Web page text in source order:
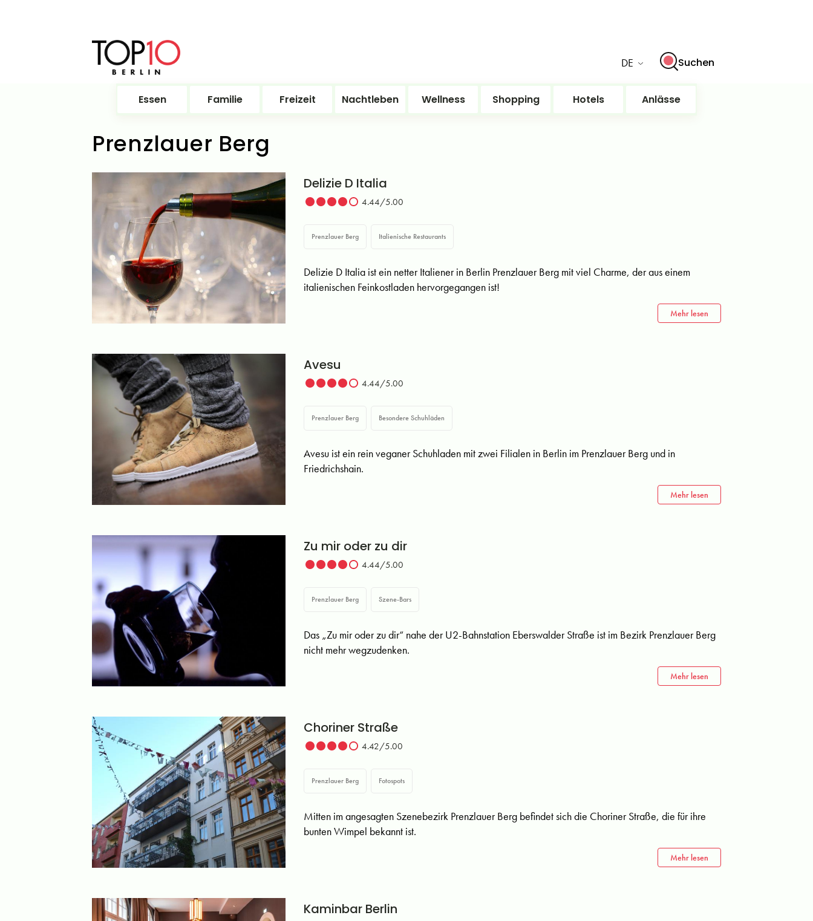
DE Suchen
Essen Familie Freizeit Nachtleben Wellness Shopping Hotels Anlässe
Prenzlauer Berg
Delizie D Italia
4.44/5.00
Prenzlauer Berg Italienische Restaurants
Delizie D Italia ist ein netter Italiener in Berlin Prenzlauer Berg mit viel Charme, der aus einem
italienischen Feinkostladen hervorgegangen ist!
Mehr lesen
Avesu
4.44/5.00
Prenzlauer Berg Besondere Schuhläden
Avesu ist ein rein veganer Schuhladen mit zwei Filialen in Berlin im Prenzlauer Berg und in
Friedrichshain.
Mehr lesen
Zu mir oder zu dir
4.44/5.00
Prenzlauer Berg Szene-Bars
Das „Zu mir oder zu dir“ nahe der U2-Bahnstation Eberswalder Straße ist im Bezirk Prenzlauer Berg
nicht mehr wegzudenken.
Mehr lesen
Choriner Straße
4.42/5.00
Prenzlauer Berg Fotospots
Mitten im angesagten Szenebezirk Prenzlauer Berg befindet sich die Choriner Straße, die für ihre
bunten Wimpel bekannt ist.
Mehr lesen
Kaminbar Berlin